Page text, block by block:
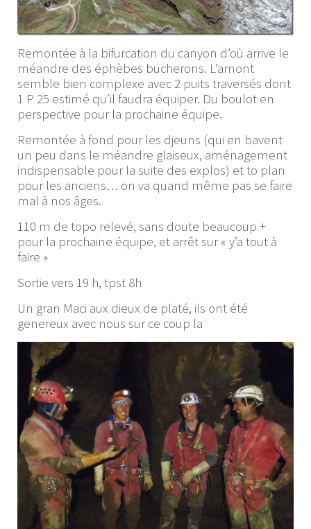
Remontée à la bifurcation du canyon d’où arrive le
méandre des éphèbes bucherons. L’amont
semble bien complexe avec 2 puits traversés dont
1 P 25 estimé qu’il faudra équiper. Du boulot en
perspective pour la prochaine équipe.
Remontée à fond pour les djeuns (qui en bavent
un peu dans le méandre glaiseux, aménagement
indispensable pour la suite des explos) et to plan
pour les anciens… on va quand même pas se faire
mal à nos âges.
110 m de topo relevé, sans doute beaucoup +
pour la prochaine équipe, et arrêt sur « y’a tout à
faire »
Sortie vers 19 h, tpst 8h
Un gran Maci aux dieux de platé, ils ont été
genereux avec nous sur ce coup la